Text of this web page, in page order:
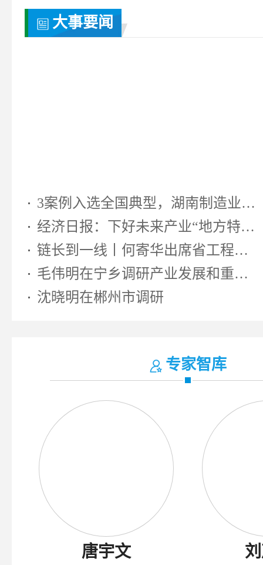
大事要闻
3案例入选全国典型，湖南制造业靠...
经济日报：下好未来产业“地方特色...
链长到一线丨何寄华出席省工程机...
毛伟明在宁乡调研产业发展和重大...
沈晓明在郴州市调研
专家智库
唐宇文